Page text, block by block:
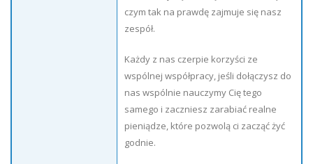
czym tak na prawdę zajmuje się nasz
zespół.
Każdy z nas czerpie korzyści ze
wspólnej współpracy, jeśli dołączysz do
nas wspólnie nauczymy Cię tego
samego i zaczniesz zarabiać realne
pieniądze, które pozwolą ci zacząć żyć
godnie.